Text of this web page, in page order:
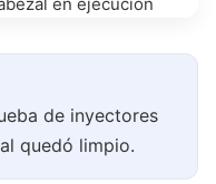
de inyectores
quedó limpio.